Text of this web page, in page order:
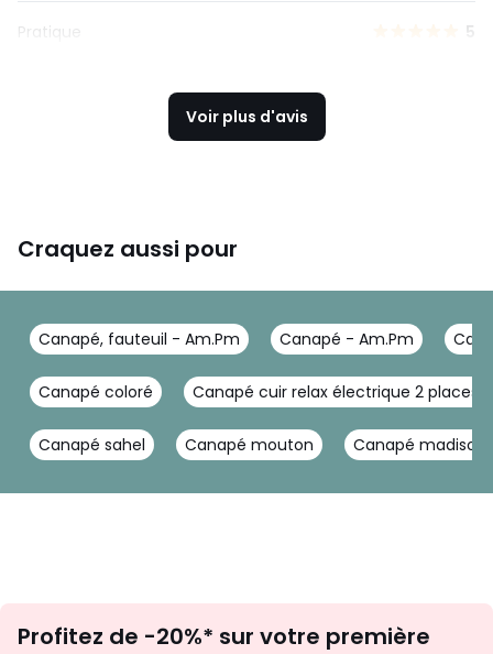
Pratique 5
Voir plus d'avis
Craquez aussi pour
Canapé, fauteuil - Am.Pm Canapé - Am.Pm
Canapé coloré Canapé cuir relax électrique 2 places
Canapé sahel Canapé mouton Canapé madison
newsletter
Profitez de -20%* sur votre première